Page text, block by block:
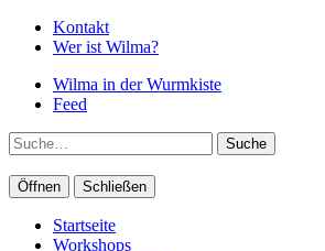
Kontakt
Wer ist Wilma?
Wilma in der Wurmkiste
Feed
Suche
Öffnen Schließen
Startseite
Workshops